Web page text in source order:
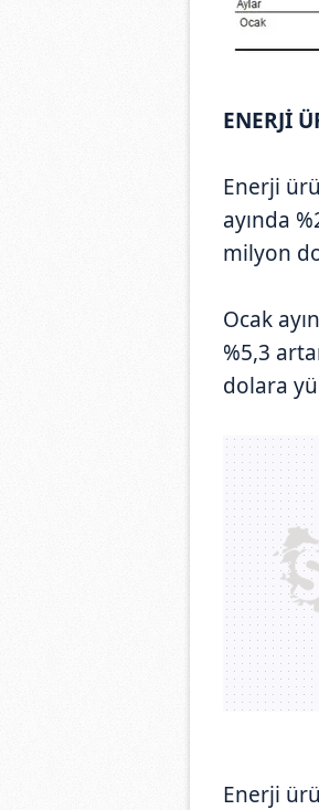
ENERJİ
Enerji
ayında
milyon
Ocak
%5,3
dolara
Enerji